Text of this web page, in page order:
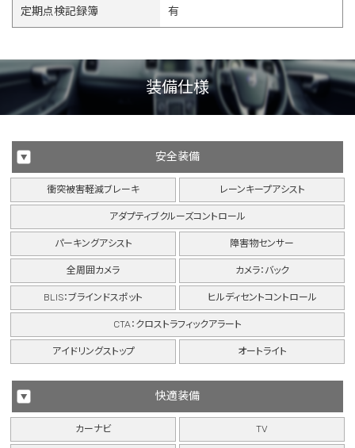
定期点検記録簿 有
装備仕様
安全装備
衝突被害軽減ブレーキ
アダプティブクルーズコントロール
レーンキープアシスト
パーキングアシスト 障害物センサー
全周囲カメラ カメラ：バック
BLIS：ブラインドスポット ヒルディセントコントロール
CTA：クロストラフィックアラート
アイドリングストップ オートライト
快適装備
カーナビ TV